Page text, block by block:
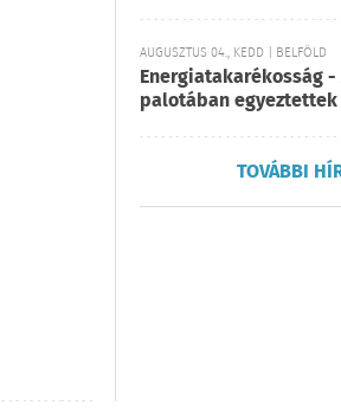
AUGUSZTUS 04., KEDD | BELFÖLD
Energiatakarékosság -
palotában
TOVÁBBI